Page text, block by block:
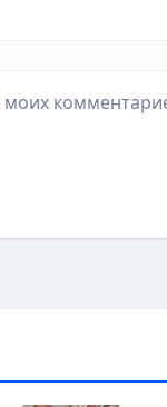
моих